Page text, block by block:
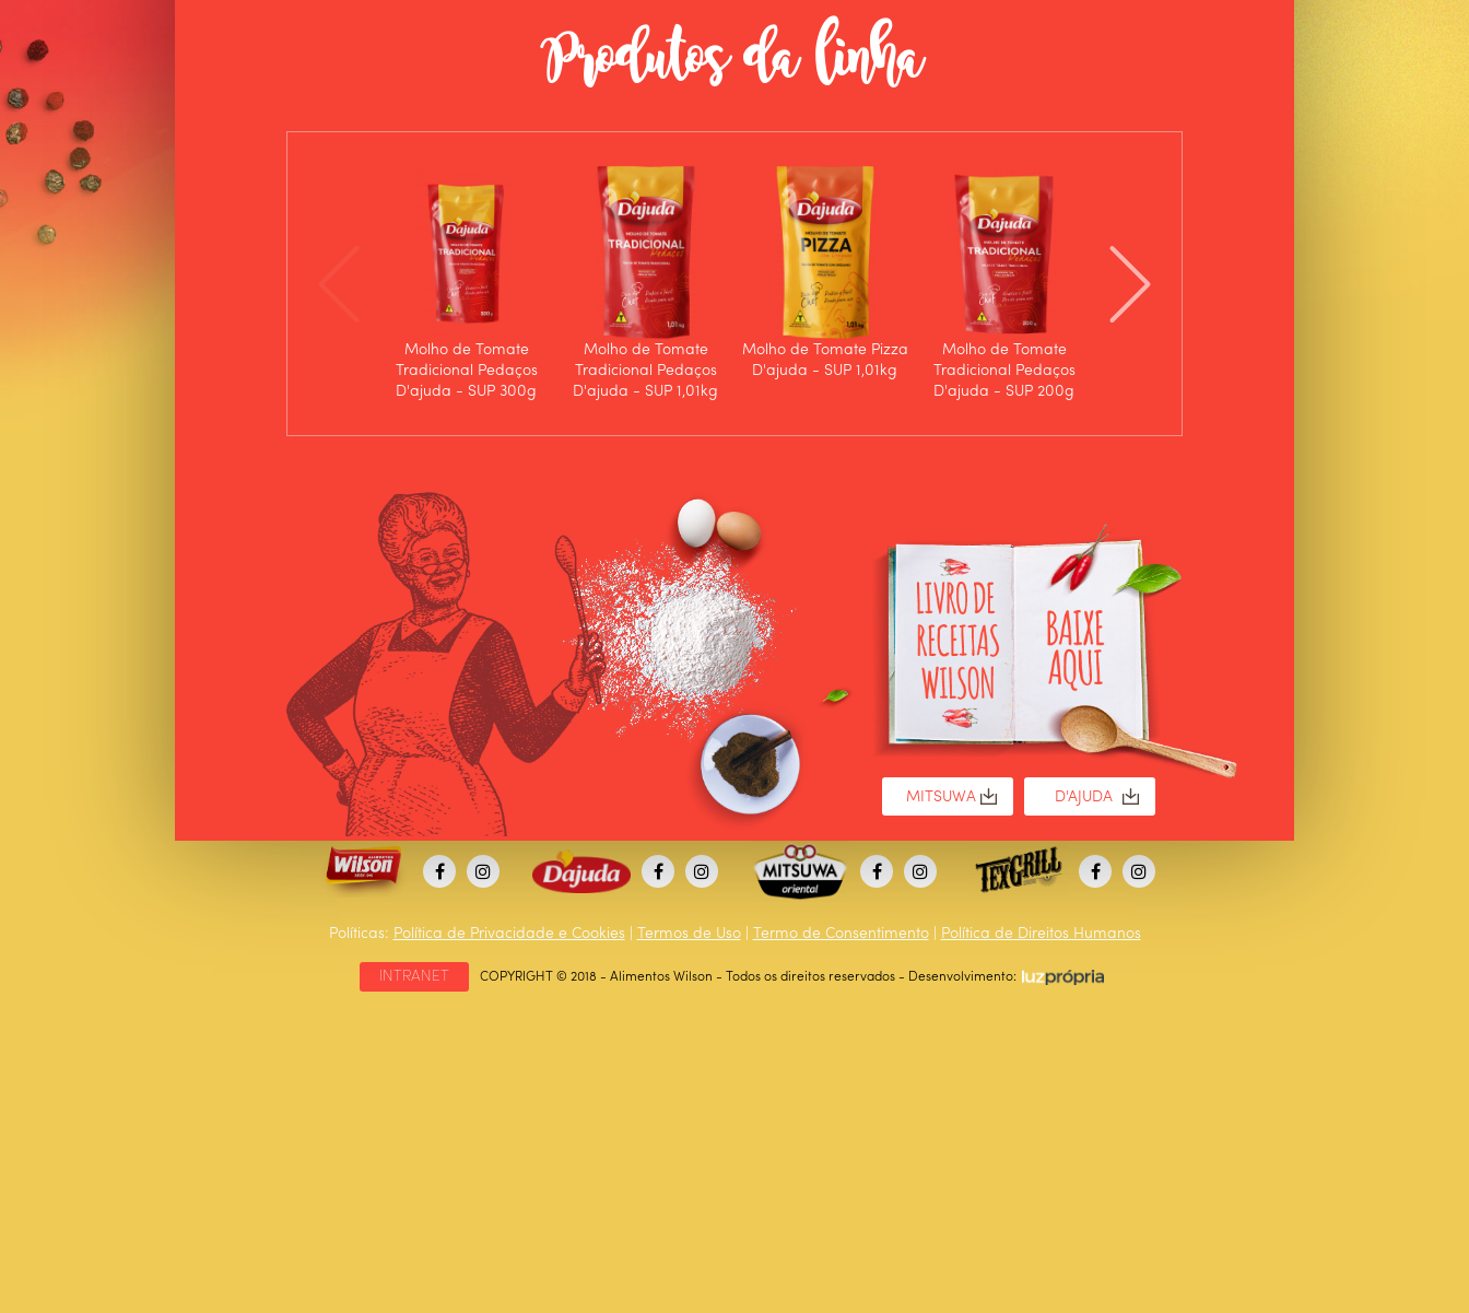
Produtos da linha
Molho de Tomate
Tradicional Pedaços
D'ajuda - SUP 300g
Molho de Tomate
Tradicional Pedaços
D'ajuda - SUP 1,01kg
Molho de Tomate Pizza
D'ajuda - SUP 1,01kg
Molho de Tomate
Tradicional Pedaços
D'ajuda - SUP 200g
Políticas: Política de Privacidade e Cookies| Termos de Uso| Termo de Consentimento| Política de Direitos Humanos
INTRANET COPYRIGHT © 2018 - Alimentos Wilson - Todos os direitos reservados - Desenvolvimento: